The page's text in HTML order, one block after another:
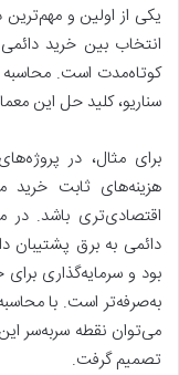
یکی از اولین و
انتخاب بین خرید
کوتاه‌مدت است. محاسبه
سناریو، کلید حل این
برای مثال، در
هزینه‌های ثابت خرید
اقتصادی‌تری باشد. در
دائمی به برق پشتیبان
بود و سرمایه‌گذاری برای
به‌صرفه‌تر است. با
می‌توان نقطه سربه‌سر
تصمیم گرفت.